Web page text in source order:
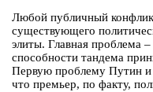
Любой публичный
существующего
элиты. Главная проблема
способности тандема
Первую проблему Путин
что премьер, по факту,